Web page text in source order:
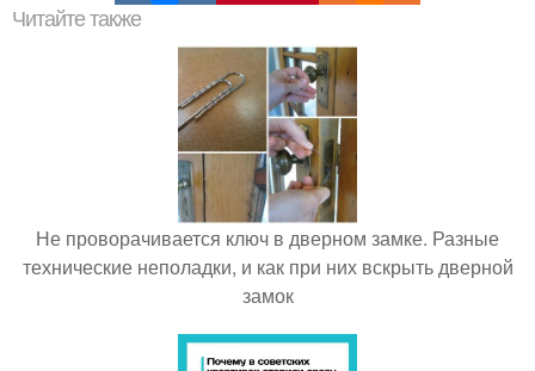
Читайте также
Не проворачивается ключ в дверном замке. Разные
технические неполадки, и как при них вскрыть дверной
замок